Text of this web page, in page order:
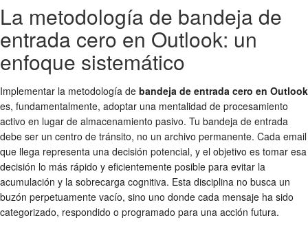
La metodología de bandeja de
entrada cero en Outlook: un
enfoque sistemático
Implementar la metodología de bandeja de entrada cero en Outlook
es, fundamentalmente, adoptar una mentalidad de procesamiento
activo en lugar de almacenamiento pasivo. Tu bandeja de entrada
debe ser un centro de tránsito, no un archivo permanente. Cada email
que llega representa una decisión potencial, y el objetivo es tomar esa
decisión lo más rápido y eficientemente posible para evitar la
acumulación y la sobrecarga cognitiva. Esta disciplina no busca un
buzón perpetuamente vacío, sino uno donde cada mensaje ha sido
categorizado, respondido o programado para una acción futura.